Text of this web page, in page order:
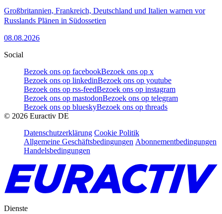
Großbritannien, Frankreich, Deutschland und Italien warnen vor
Russlands Plänen in Südossetien
08.08.2026
Social
Bezoek ons op facebookBezoek ons op x
Bezoek ons op linkedinBezoek ons op youtube
Bezoek ons op rss-feedBezoek ons op instagram
Bezoek ons op mastodonBezoek ons op telegram
Bezoek ons op blueskyBezoek ons op threads
© 2026 Euractiv DE
Datenschutzerklärung Cookie Politik
Allgemeine Geschäftsbedingungen Abonnementbedingungen
Handelsbedingungen
Dienste